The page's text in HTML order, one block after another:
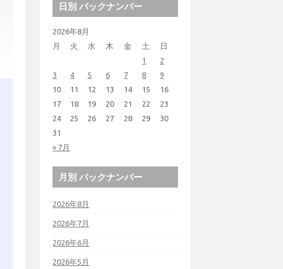
日別 バックナンバー
2026年8月
月
火 水 木 金 土 日
« 7月
1
2
3
4 5 6 7 8
9
10
11 12 13 14 15
16
17
18 19 20 21 22
23
24
25 26 27 28 29
30
31
月別 バックナンバー
2026年8月
2026年7月
2026年6月
2026年5月